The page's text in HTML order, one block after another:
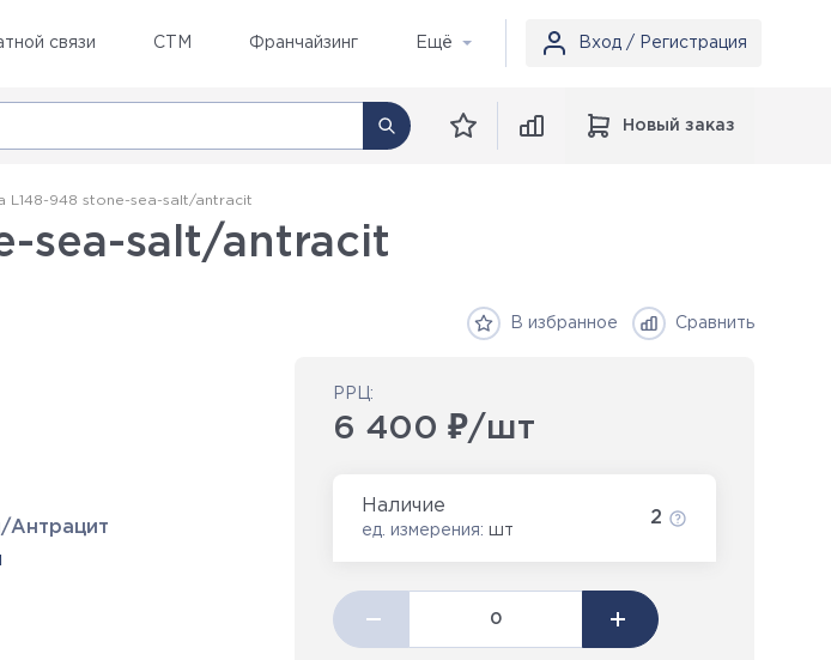
связи СТМ Франчайзинг Ещё Вход / Регистрация
Новый заказ
L148-948 stone-sea-salt/antracit
sea-salt/antracit
В избранное Сравнить
Антрацит
РРЦ:
6 400 ₽/шт
Наличие
ед. измерения: шт
2